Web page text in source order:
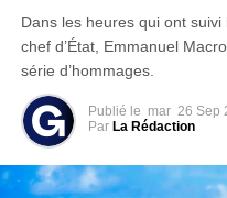
Dans les heures qui ont suivi
chef d’État, Emmanuel
série d’hommages.
Publié le mar 26 Sep
Par La Rédaction